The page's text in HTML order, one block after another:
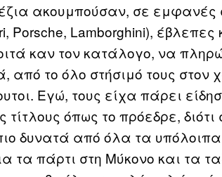
ακουμπούσαν, σε εμφανές
Porsche, Lamborghini),
καν τον κατάλογο, να
από το όλο στήσιμό τους στον
Εγώ, τους είχα πάρει
τίτλους όπως το πρόεδρε,
δυνατά από όλα τα
τα πάρτι στη Μύκονο και τα